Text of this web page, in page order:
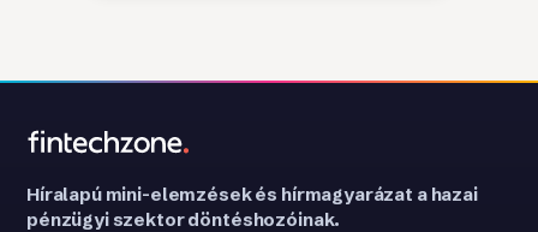
Híralapú mini-elemzések és hírmagyarázat a hazai
pénzügyi szektor döntéshozóinak.